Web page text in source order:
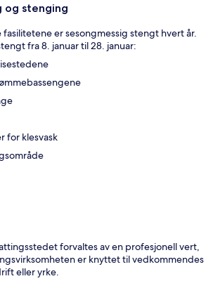
og stenging
er sesongmessig stengt hvert år.
fra 8. januar til 28. januar:
for klesvask
forvaltes av en profesjonell vert,
er knyttet til vedkommendes
eller yrke.